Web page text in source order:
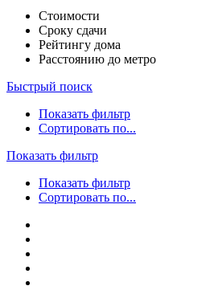
Стоимости
Сроку сдачи
Рейтингу дома
Расстоянию до метро
Быстрый поиск
Показать фильтр
Сортировать по...
Показать фильтр
Показать фильтр
Сортировать по...